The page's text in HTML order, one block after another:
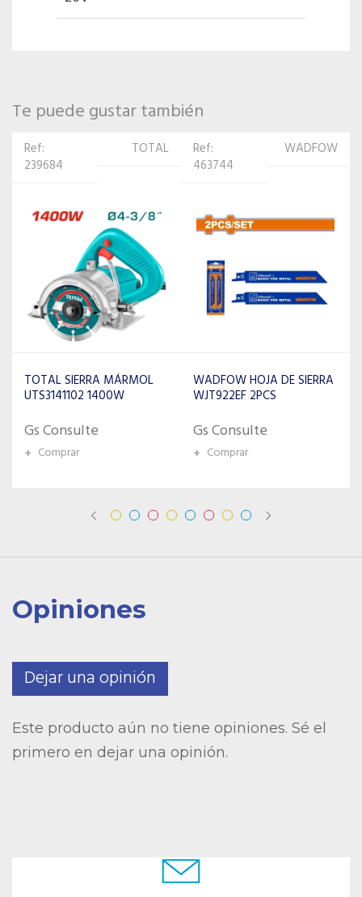
Te puede gustar también
Ref:
463744
WADFOW
WADFOW HOJA DE SIERRA
WJT922EF 2PCS
Gs Consulte
+ Comprar
Ref:
583695
TOTAL
TOTAL SIERRA SABLE
750W UTS100756
Gs Consulte
+ Comprar
Opiniones
Dejar una opinión
Este producto aún no tiene opiniones. Sé el
primero en dejar una opinión.